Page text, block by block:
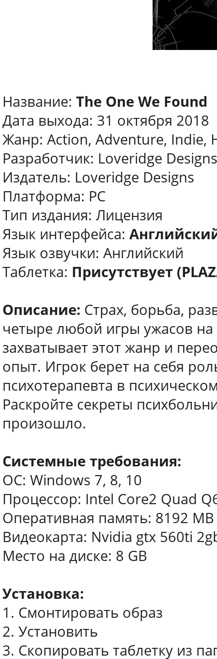
Название: The One We Found
Дата выхода: 31 октября 2018
Жанр: Action, Adventure, Indie,
Разработчик: Loveridge Designs
Издатель: Loveridge Designs
Платформа: PC
Тип издания: Лицензия
Язык интерфейса:
Язык озвучки: Английский
Таблетка: Присутствует
Описание: Страх, борьба,
четыре любой игры ужасов
захватывает этот жанр и
опыт. Игрок берет на себя
психотерапевта в
Раскройте секреты
произошло.
Системные требования:
ОС: Windows 7, 8, 10
Процессор: Intel Core2 Quad
Оперативная память: 8192
Видеокарта: Nvidia gtx 560ti
Место на диске: 8 GB
Установка:
1. Смонтировать образ
2. Установить
3. Скопировать таблетку из